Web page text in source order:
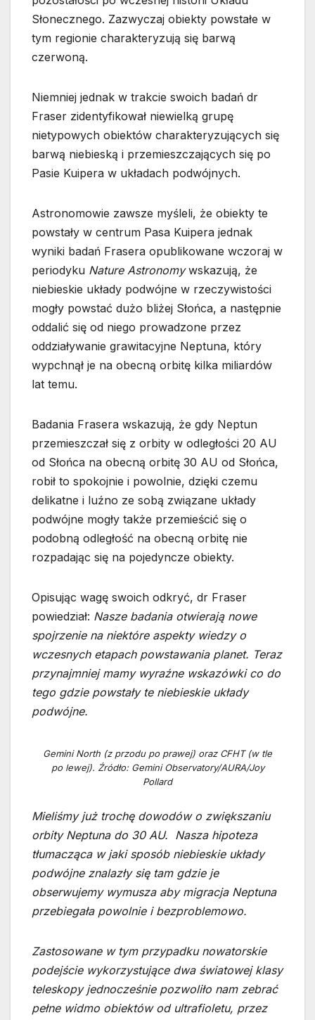
Słonecznego. Zazwyczaj obiekty powstałe w
tym regionie charakteryzują się barwą
czerwoną.
Niemniej jednak w trakcie swoich badań dr
Fraser zidentyfikował niewielką grupę
nietypowych obiektów charakteryzujących się
barwą niebieską i przemieszczających się po
Pasie Kuipera w układach podwójnych.
Astronomowie zawsze myśleli, że obiekty te
powstały w centrum Pasa Kuipera jednak
wyniki badań Frasera opublikowane wczoraj w
periodyku Nature Astronomywskazują, że
niebieskie układy podwójne w rzeczywistości
mogły powstać dużo bliżej Słońca, a następnie
oddalić się od niego prowadzone przez
oddziaływanie grawitacyjne Neptuna, który
wypchnął je na obecną orbitę kilka miliardów
lat temu.
Badania Frasera wskazują, że gdy Neptun
przemieszczał się z orbity w odległości 20 AU
od Słońca na obecną orbitę 30 AU od Słońca,
robił to spokojnie i powolnie, dzięki czemu
delikatne i luźno ze sobą związane układy
podwójne mogły także przemieścić się o
podobną odległość na obecną orbitę nie
rozpadając się na pojedyncze obiekty.
Opisując wagę swoich odkryć, dr Fraser
powiedział: Nasze badania otwierają nowe
spojrzenie na niektóre aspekty wiedzy o
wczesnych etapach powstawania planet. Teraz
przynajmniej mamy wyraźne wskazówki co do
tego gdzie powstały te niebieskie układy
podwójne.
Gemini North (z przodu po prawej) oraz CFHT (w tle
po lewej). Źródło: Gemini Observatory/AURA/Joy
Pollard
Mieliśmy już trochę dowodów o zwiększaniu
orbity Neptuna do 30 AU. Nasza hipoteza
tłumacząca w jaki sposób niebieskie układy
podwójne znalazły się tam gdzie je
obserwujemy wymusza aby migracja Neptuna
przebiegała powolnie i bezproblemowo.
Zastosowane w tym przypadku nowatorskie
podejście wykorzystujące dwa światowej klasy
teleskopy jednocześnie pozwoliło nam zebrać
pełne widmo obiektów od ultrafioletu, przez